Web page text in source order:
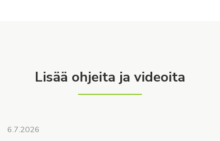
Lisää ohjeita ja videoita
6.7.2026